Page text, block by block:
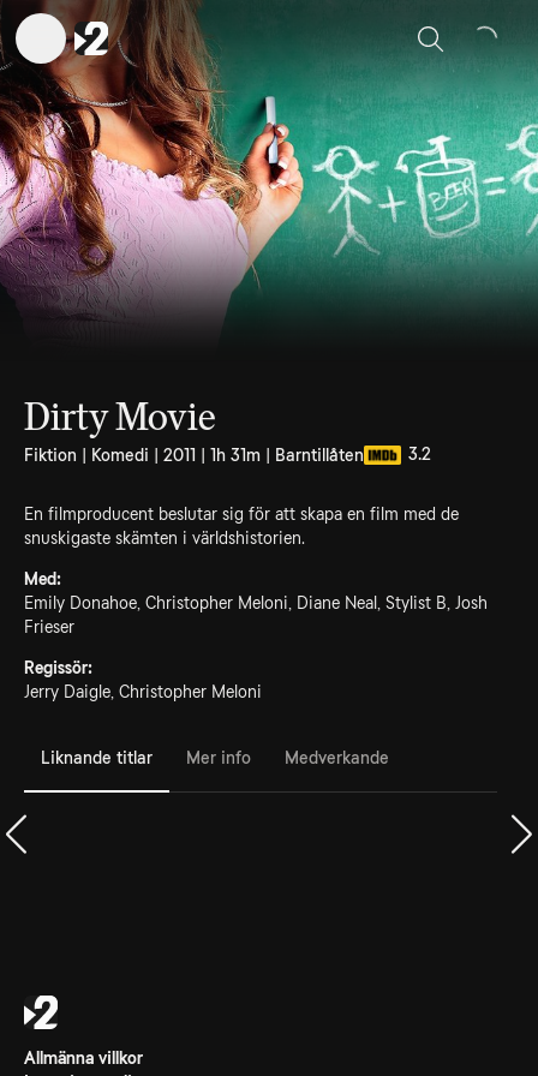
Sök
Dirty Movie
Fiktion | Komedi | 2011 | 1h 31m | Barntillåten 3.2
En filmproducent beslutar sig för att skapa en film med de
snuskigaste skämten i världshistorien.
Med:
Emily Donahoe, Christopher Meloni, Diane Neal, Stylist B, Josh
Frieser
Regissör:
Jerry Daigle, Christopher Meloni
Liknande titlar Mer info Medverkande
Allmänna villkor